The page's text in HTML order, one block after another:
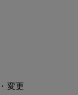
変更